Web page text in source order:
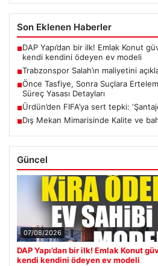
Son Eklenen Haberler
■DAP Yapı’dan bir ilk! Emlak Konut
kendi kendini ödeyen ev modeli
■Trabzonspor Salah’ın maliyetini
■Önce Tasfiye, Sonra Suçlara
Süreç Yasası Detayları
■Ürdün’den FIFA’ya sert tepki:
■Dış Mekan Mimarisinde Kalite ve
Güncel
07/08/2026
DAP Yapı’dan bir ilk! Emlak Konut
kendi kendini ödeyen ev modeli